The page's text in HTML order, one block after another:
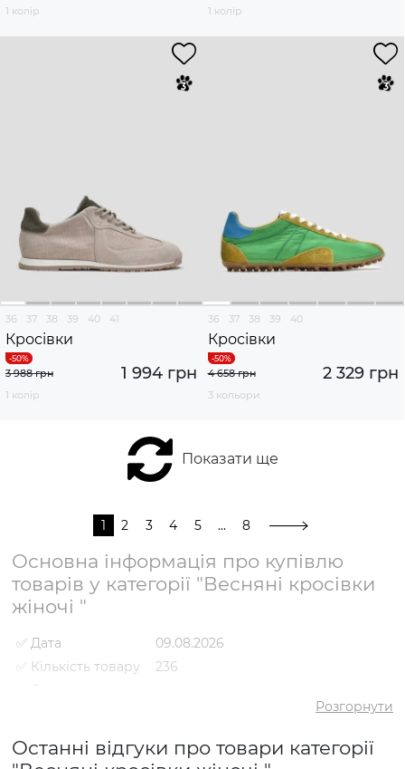
1 колір
1 колір
36 37 38 39 40 41
Кросівки
1 994 грн
3 988 грн
1 колір
36 37 38 39 40
Кросівки
2 329 грн
4 658 грн
3 кольори
Показати ще
1 2 3 4 5 ... 8
Основна інформація про купівлю
товарів у категорії "Весняні кросівки
жіночі "
✅ Дата
09.08.2026
✅ Кількість товару
236
✅ Середній
✅ Найдешевший
980 грн
Розгорнути
Останні відгуки про товари категорії